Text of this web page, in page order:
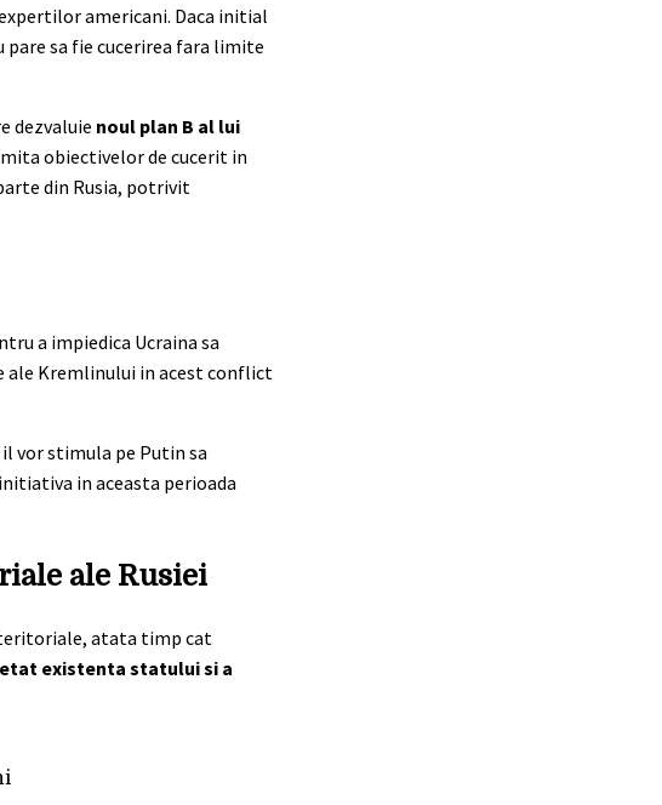
americani. Daca initial
sa fie cucerirea fara limite
dezvaluie noul plan B al lui
obiectivelor de cucerit in
din Rusia, potrivit
a impiedica Ucraina sa
ale Kremlinului in acest conflict
vor stimula pe Putin sa
in aceasta perioada
ale Rusiei
teritoriale, atata timp cat
existenta statului si a